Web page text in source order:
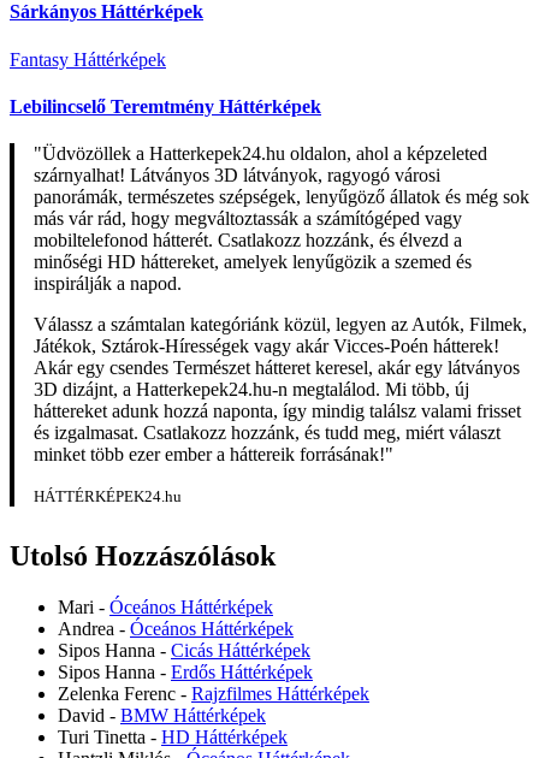
Sárkányos Háttérképek
Fantasy Háttérképek
Lebilincselő Teremtmény Háttérképek
"Üdvözöllek a Hatterkepek24.hu oldalon, ahol a képzeleted
szárnyalhat! Látványos 3D látványok, ragyogó városi
panorámák, természetes szépségek, lenyűgöző állatok és még sok
más vár rád, hogy megváltoztassák a számítógéped vagy
mobiltelefonod hátterét. Csatlakozz hozzánk, és élvezd a
minőségi HD háttereket, amelyek lenyűgözik a szemed és
inspirálják a napod.
Válassz a számtalan kategóriánk közül, legyen az Autók, Filmek,
Játékok, Sztárok-Hírességek vagy akár Vicces-Poén hátterek!
Akár egy csendes Természet hátteret keresel, akár egy látványos
3D dizájnt, a Hatterkepek24.hu-n megtalálod. Mi több, új
háttereket adunk hozzá naponta, így mindig találsz valami frisset
és izgalmasat. Csatlakozz hozzánk, és tudd meg, miért választ
minket több ezer ember a háttereik forrásának!"
HÁTTÉRKÉPEK24.hu
Utolsó Hozzászólások
Mari - Óceános Háttérképek
Andrea - Óceános Háttérképek
Sipos Hanna - Cicás Háttérképek
Sipos Hanna - Erdős Háttérképek
Zelenka Ferenc - Rajzfilmes Háttérképek
David - BMW Háttérképek
Turi Tinetta - HD Háttérképek